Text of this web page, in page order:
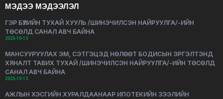
МЭДЭЭ МЭДЭЭЛЭЛ
ГЭР БҮЛИЙН ТУХАЙ ХУУЛЬ /ШИНЭЧИЛСЭН НАЙРУУЛГА/-ИЙН
ТӨСӨЛД САНАЛ АВЧ БАЙНА
2025-10-13
МАНСУУРУУЛАХ ЭМ, СЭТГЭЦЭД НӨЛӨӨТ БОДИСЫН ЭРГЭЛТЭНД
ХЯНАЛТ ТАВИХ ТУХАЙ /ШИНЭЧИЛСЭН НАЙРУУЛГА/-ИЙН ТӨСӨЛД
САНАЛ АВЧ БАЙНА
2025-10-13
АЖЛЫН ХЭСГИЙН ХУРАЛДААНААР ИПОТЕКИЙН ЗЭЭЛИЙН